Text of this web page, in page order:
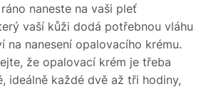
naneste na vaši pleť
vaší kůži dodá potřebnou vláhu
na nanesení opalovacího krému.
že opalovací krém je třeba
ideálně každé dvě až tři hodiny,